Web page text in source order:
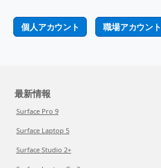
個人アカウント 職場アカウント
最新情報
Surface Pro 9
Surface Laptop 5
Surface Studio 2+